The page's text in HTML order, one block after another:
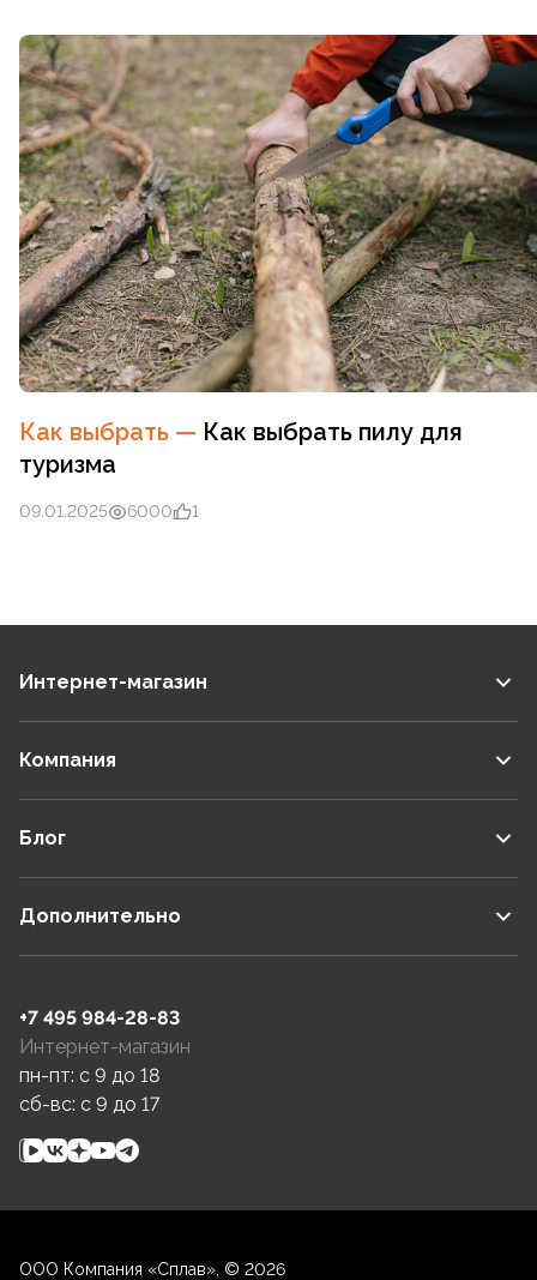
Как выбрать — Как выбрать пилу для
туризма
09.01.2025 6000 1
Интернет-магазин
Компания
Блог
Дополнительно
+7 495 984-28-83
Интернет-магазин
пн-пт: c 9 до 18
сб-вс: c 9 до 17
ООО Компания «Сплав», © 2026